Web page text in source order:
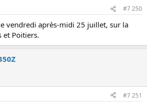
#7 250
vendredi après-midi 25 juillet, sur la
et Poitiers.
#7 251